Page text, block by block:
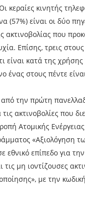
κεραίες κινητής
(57%) είναι οι δύο
ακτινοβολίας που
Επίσης, τρεις
είναι κατά της
ένας στους πέντε
την πρώτη
ακτινοβολίες που
Ατομικής
«Αξιολόγηση
εθνικό επίπεδο για
τις μη ιοντίζουσες
με την